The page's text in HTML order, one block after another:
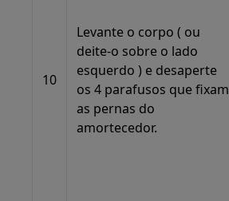
10
Levante o corpo ( ou
deite-o sobre o lado
esquerdo ) e desaperte
os 4 parafusos que fixam
as pernas do
amortecedor.